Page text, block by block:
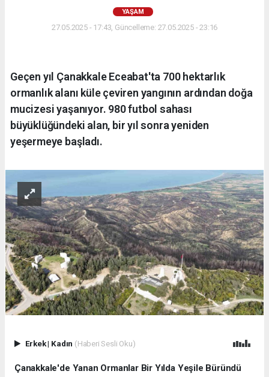
YAŞAM
27.05.2025 - 17:43, Güncelleme: 27.05.2025 - 23:16
Geçen yıl Çanakkale Eceabat'ta 700 hektarlık
ormanlık alanı küle çeviren yangının ardından doğa
mucizesi yaşanıyor. 980 futbol sahası
büyüklüğündeki alan, bir yıl sonra yeniden
yeşermeye başladı.
Erkek| Kadın (Haberi Sesli Oku)
Çanakkale'de Yanan Ormanlar Bir Yılda Yeşile Büründü